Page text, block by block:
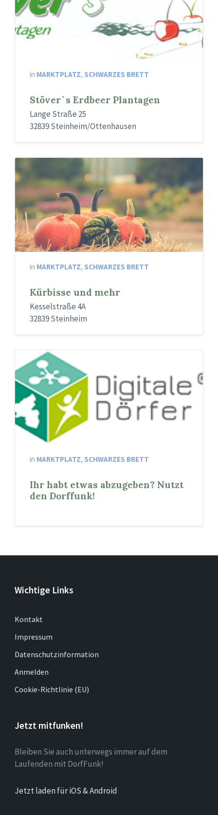
in MARKTPLATZ, SCHWARZES BRETT
Stöver`s Erdbeer Plantagen
Lange Straße 25
32839 Steinheim/Ottenhausen
in MARKTPLATZ, SCHWARZES BRETT
Kürbisse und mehr
Kesselstraße 4A
32839 Steinheim
in MARKTPLATZ, SCHWARZES BRETT
Ihr habt etwas abzugeben? Nutzt
den Dorffunk!
Wichtige Links
Kontakt
Impressum
Datenschutzinformation
Anmelden
Cookie-Richtlinie (EU)
Jetzt mitfunken!
Bleiben Sie auch unterwegs immer auf dem
Laufenden mit DorfFunk!
Jetzt laden für iOS & Android